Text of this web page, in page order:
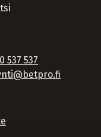
537 537